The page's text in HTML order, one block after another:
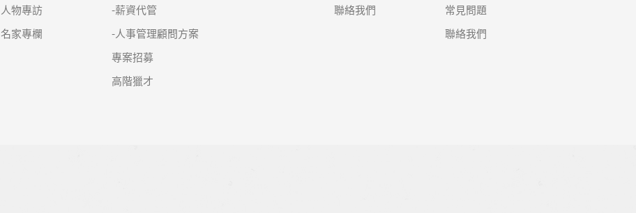
人物專訪
名家專欄
-薪資代管
-人事管理顧問方案
專案招募
高階獵才
聯絡我們
常見問題
聯絡我們